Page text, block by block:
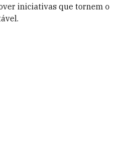
iniciativas que tornem o